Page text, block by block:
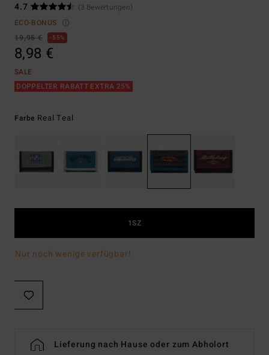
4.7
(3 Bewertungen)
ECO-BONUS
19,95 €
55%
8,98 €
SALE
DOPPELTER RABATT EXTRA 25%
Farbe Real Teal
1SZ
Nur noch wenige verfügbar!
Lieferung nach Hause oder zum Abholort